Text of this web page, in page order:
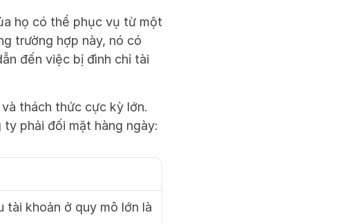
họ có thể phục vụ từ một
trường hợp này, nó có
đến việc bị đình chỉ tài
thách thức cực kỳ lớn.
phải đối mặt hàng ngày:
tài khoản ở quy mô lớn là